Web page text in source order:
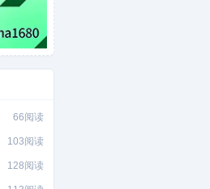
66阅读
103阅读
128阅读